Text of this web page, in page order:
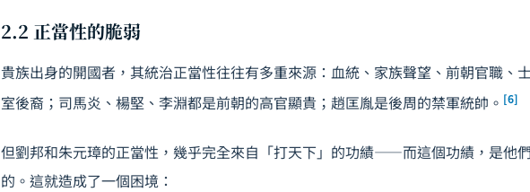
2.2 正當性的脆弱
貴族出身的開國者，其統治正當性往往有多重來源：血統、家族聲望、前朝官職、
室後裔；司馬炎、楊堅、李淵都是前朝的高官顯貴；趙匡胤是後周的禁軍統帥。 [6]
但劉邦和朱元璋的正當性，幾乎完全來自「打天下」的功績——而這個功績，是他
的。這就造成了一個困境：